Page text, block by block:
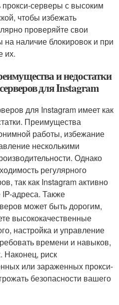
серверы с высоким
чтобы избежать
проверяйте свои
на наличие блокировок и при
их.
и недостатки
для Instagram
для Instagram имеет как
Преимущества
работы, избежание
несколькими
Однако
регулярного
так как Instagram активно
IP-адреса. Также
может быть дорогим,
высококачественные
настройка и управление
времени и навыков,
Наконец, риск
или зараженных прокси-
безопасности вашего